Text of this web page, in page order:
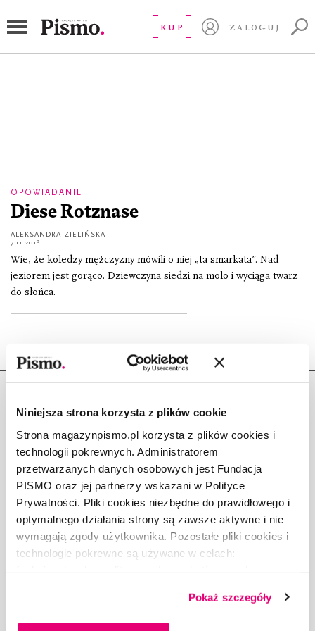
Niniejsza strona korzysta z plików cookie
Strona magazynpismo.pl korzysta z plików cookies i
technologii pokrewnych. Administratorem
przetwarzanych danych osobowych jest Fundacja
PISMO oraz jej partnerzy wskazani w Polityce
Prywatności. Pliki cookies niezbędne do prawidłowego i
optymalnego działania strony są zawsze aktywne i nie
wymagają zgody użytkownika. Pozostałe pliki cookies i
technologie pokrewne są używane w celach:
dobrowolną zgodę na pliki cookies i technologie
pokrewne, zgadzasz się na przechowywanie informacji
Pokaż szczegóły
KUP ZALOGUJ
Aleksandra Zielińska
OPOWIADANIE
Diese Rotznase
ALEKSANDRA ZIELIŃSKA
7.11.2018
Wie, że koledzy mężczyzny mówili o niej „ta smarkata”. Nad
jeziorem jest gorąco. Dziewczyna siedzi na molo i wyciąga twarz
do słońca.
Copyright © Fundacja Pismo
O „PIŚMIE”
ABOUT PISMO
FACT-CHECKING W „PIŚMIE”